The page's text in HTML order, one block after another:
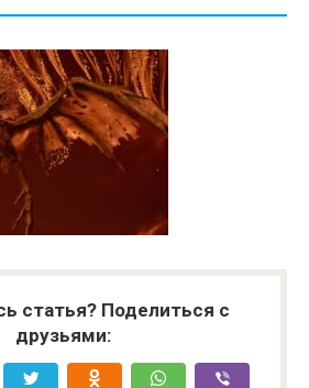
статья? Поделиться с
друзьями: